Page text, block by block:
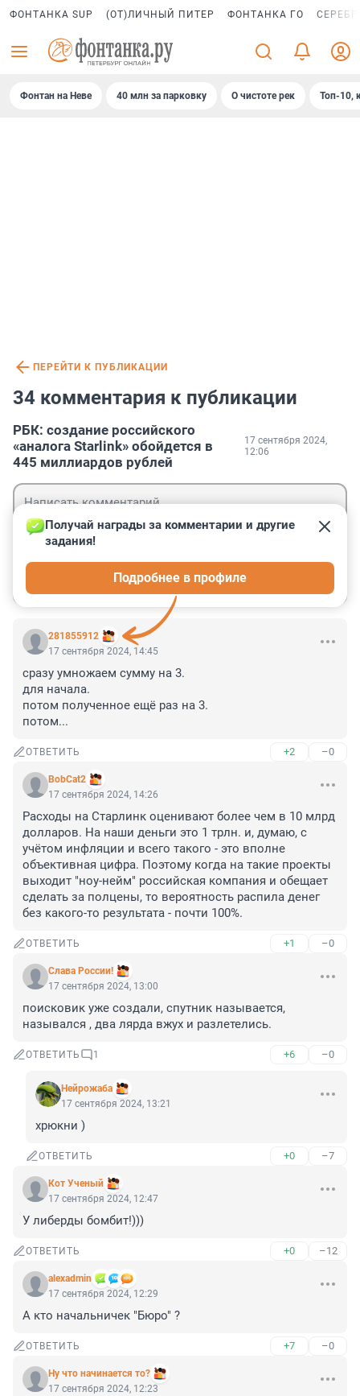
ФОНТАНКА SUP (ОТ)ЛИЧНЫЙ ПИТЕР ФОНТАНКА ГО
Фонтан на Неве 40 млн за парковку О чистоте рек Топ-10,
ПЕРЕЙТИ К ПУБЛИКАЦИИ
34 комментария к публикации
РБК: создание российского
«аналога Starlink» обойдется в
445 миллиардов рублей
17 сентября 2024,
12:06
281855912
Получай награды за комментарии и другие
задания!
Подробнее в профиле
17 сентября 2024, 14:45
сразу умножаем сумму на 3.
для начала.
потом полученное ещё раз на 3.
потом...
ОТВЕТИТЬ +2 –0
BobCat2
17 сентября 2024, 14:26
Расходы на Старлинк оценивают более чем в 10 млрд
долларов. На наши деньги это 1 трлн. и, думаю, с
учётом инфляции и всего такого - это вполне
объективная цифра. Поэтому когда на такие проекты
выходит "ноу-нейм" российская компания и обещает
сделать за полцены, то вероятность распила денег
без какого-то результата - почти 100%.
ОТВЕТИТЬ +1 –0
Слава России!
17 сентября 2024, 13:00
поисковик уже создали, спутник называется,
назывался , два лярда вжух и разлетелись.
ОТВЕТИТЬ 1 +6 –0
Нейрожаба
17 сентября 2024, 13:21
хрюкни )
ОТВЕТИТЬ +0 –7
Кот Ученый
17 сентября 2024, 12:47
У либерды бомбит!)))
ОТВЕТИТЬ +0 –12
alexadmin
17 сентября 2024, 12:29
А кто начальничек "Бюро" ?
ОТВЕТИТЬ +7 –0
Ну что начинается то?
17 сентября 2024, 12:23